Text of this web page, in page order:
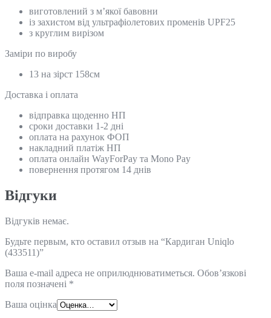
виготовлений з м’якої бавовни
із захистом від ультрафіолетових променів UPF25
з круглим вирізом
Замiри по виробу
13 на зірст 158см
Доставка і оплата
відправка щоденно НП
сроки доставки 1-2 дні
оплата на рахунок ФОП
накладний платіж НП
оплата онлайн WayForPay та Mono Pay
повернення протягом 14 днів
Відгуки
Відгуків немає.
Будьте первым, кто оставил отзыв на “Кардиган Uniqlo
(433511)”
Ваша e-mail адреса не оприлюднюватиметься. Обов’язкові
поля позначені *
Ваша оцінка